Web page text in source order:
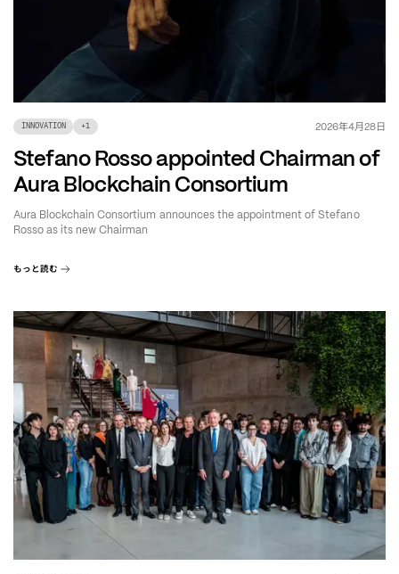
INNOVATION +1 2026年4月28日
Stefano Rosso appointed Chairman of
Aura Blockchain Consortium
Aura Blockchain Consortium announces the appointment of Stefano
Rosso as its new Chairman
もっと読む